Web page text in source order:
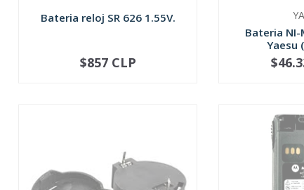
Bateria reloj SR 626 1.55V.
SOLD OUT
$857 CLP
Bateria NI-
Yaesu